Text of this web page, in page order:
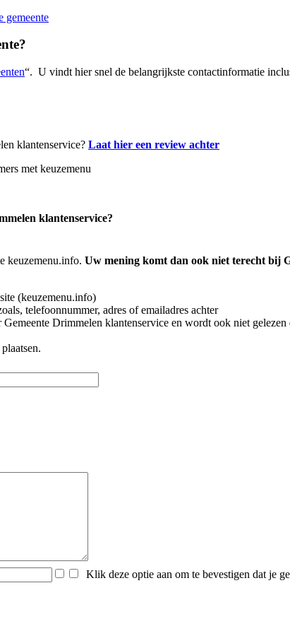
gemeente
“. U vindt hier snel de belangrijkste contactinformatie
klantenservice? Laat hier een review achter
met keuzemenu
klantenservice?
keuzemenu.info. Uw mening komt dan ook niet terecht bij
(keuzemenu.info)
telefoonnummer, adres of emailadres achter
Drimmelen klantenservice en wordt ook niet
Klik deze optie aan om te bevestigen dat je